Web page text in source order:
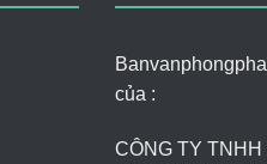
của :
CÔNG TY